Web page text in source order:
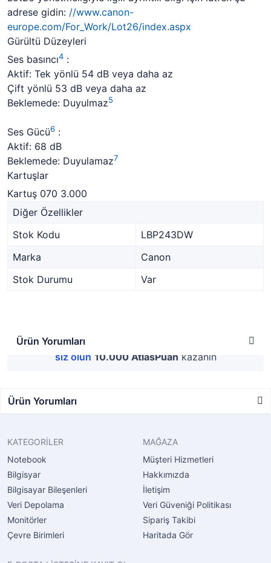
adrese gidin: //www.canon-
europe.com/For_Work/Lot26/index.aspx
Gürültü Düzeyleri
Ses basıncı4 :
Aktif: Tek yönlü 54 dB veya daha az
Çift yönlü 53 dB veya daha az
Beklemede: Duyulmaz5
Ses Gücü6 :
Aktif: 68 dB
Beklemede: Duyulamaz7
Kartuşlar
Kartuş 070 3.000
Diğer Özellikler
Stok Kodu
LBP243DW
Marka
Canon
Stok Durumu
Var
Ürün Yorumları
Bu ürüne henüz yorum yapılmamış.
İlk yorum yapan
siz olun 10.000 AtlasPuan kazanın
Ürün Yorumları
KATEGORİLER
Notebook
Bilgisyar
Bilgisayar Bileşenleri
Veri Depolama
Monitörler
Çevre Birimleri
MAĞAZA
Müşteri Hizmetleri
Hakkımızda
İletişim
Veri Güveniği Politikası
Sipariş Takibi
Haritada Gör